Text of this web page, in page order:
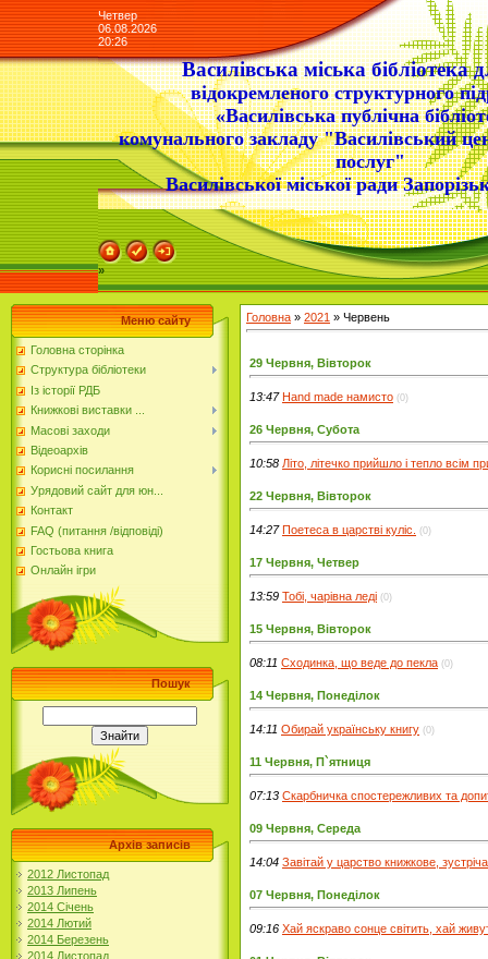
Четвер
06.08.2026
20:26
Василівська міська бібліотека
відокремленого структурного
«Василівська публічна
комунального закладу "Василівський
послуг"
Василівської міської ради
»
Меню сайту
Головна сторінка
Структура бібліотеки
Із історії РДБ
Книжкові виставки ...
Масові заходи
Відеоархів
Корисні посилання
Урядовий сайт для юн...
Контакт
FAQ (питання /відповіді)
Гостьова книга
Онлайн ігри
Пошук
Архів записів
2012 Листопад
2013 Липень
2014 Січень
2014 Лютий
2014 Березень
2014 Листопад
Головна » 2021 » Червень
29 Червня, Вівторок
13:47 Hand made намисто (0)
26 Червня, Субота
10:58 Літо, літечко прийшло і тепло всім
22 Червня, Вівторок
14:27 Поетеса в царстві куліс. (0)
17 Червня, Четвер
13:59 Тобі, чарівна леді (0)
15 Червня, Вівторок
08:11 Сходинка, що веде до пекла (0)
14 Червня, Понеділок
14:11 Обирай українську книгу (0)
11 Червня, П`ятниця
07:13 Скарбничка спостережливих та
09 Червня, Середа
14:04 Завітай у царство книжкове,
07 Червня, Понеділок
09:16 Хай яскраво сонце світить, хай